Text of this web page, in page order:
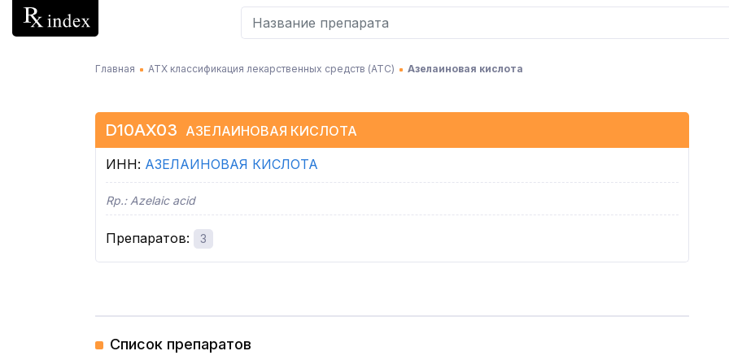
Главная АТХ классификация лекарственных средств (АТC) Азелаиновая кислота
D10AX03 АЗЕЛАИНОВАЯ КИСЛОТА
ИНН: АЗЕЛАИНОВАЯ КИСЛОТА
Rp.: Azelaic acid
Препаратов: 3
Список препаратов